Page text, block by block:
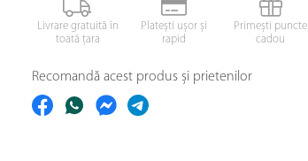
Livrare gratuită în
toată țara
Platești ușor și
rapid
Primești puncte
cadou
Recomandă acest produs și prietenilor